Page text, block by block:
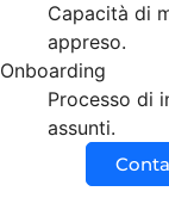
Capacità di
appreso.
Onboarding
Processo di
assunti.